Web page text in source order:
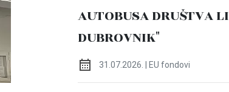
AUTOBUSA DRUŠTVA
DUBROVNIK"
31.07.2026. | EU fondovi